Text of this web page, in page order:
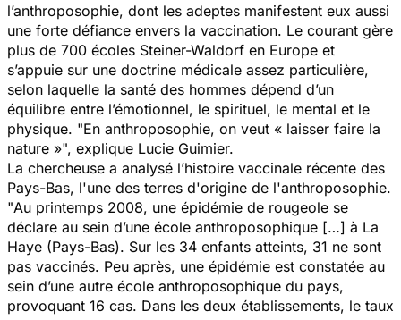
l’anthroposophie, dont les adeptes manifestent eux aussi
une forte défiance envers la vaccination. Le courant gère
plus de 700 écoles Steiner-Waldorf en Europe et
s’appuie sur une doctrine médicale assez particulière,
selon laquelle la santé des hommes dépend d’un
équilibre entre l’émotionnel, le spirituel, le mental et le
physique. "En anthroposophie, on veut « laisser faire la
nature »", explique Lucie Guimier.
La chercheuse a analysé l’histoire vaccinale récente des
Pays-Bas, l'une des terres d'origine de l'anthroposophie.
"Au printemps 2008, une épidémie de rougeole se
déclare au sein d’une école anthroposophique […] à La
Haye (Pays-Bas). Sur les 34 enfants atteints, 31 ne sont
pas vaccinés. Peu après, une épidémie est constatée au
sein d’une autre école anthroposophique du pays,
provoquant 16 cas. Dans les deux établissements, le taux